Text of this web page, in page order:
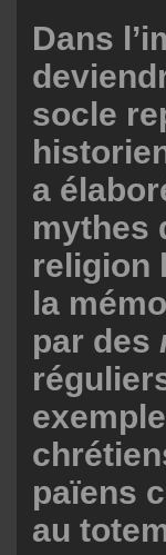
Dans
socle
a
mythes
religion
la
par des
païens
au